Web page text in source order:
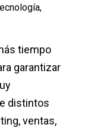
tiempo
garantizar
distintos
ventas,